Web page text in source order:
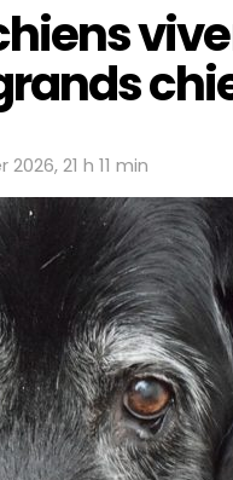
2026, 21 h 11 min